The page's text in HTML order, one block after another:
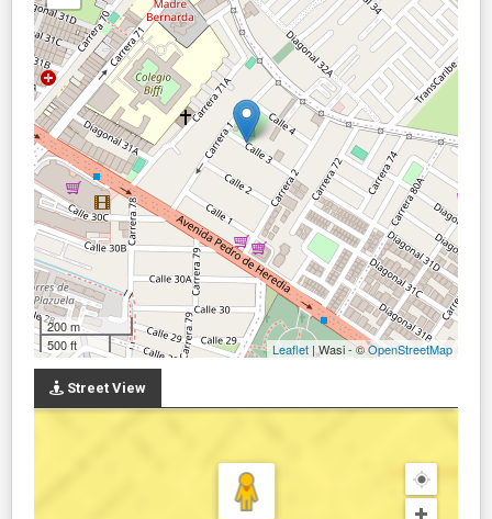
200 m
500 ft
Leaflet| Wasi - ©OpenStreetMap
Street View